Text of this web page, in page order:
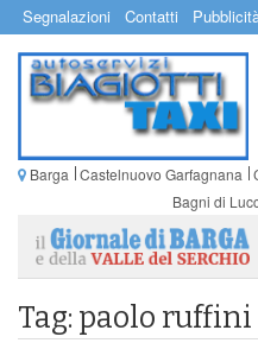
Segnalazioni Contatti
Barga Castelnuovo Garfagnana
Bagni di
Tag: paolo ruffini